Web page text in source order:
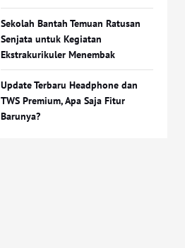
Sekolah Bantah Temuan Ratusan
Senjata untuk Kegiatan
Ekstrakurikuler Menembak
Update Terbaru Headphone dan
TWS Premium, Apa Saja Fitur
Barunya?